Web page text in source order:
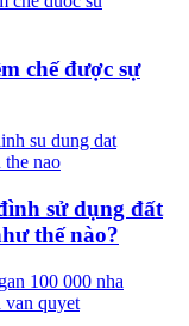
chế được sự
sử dụng đất
thế nào?